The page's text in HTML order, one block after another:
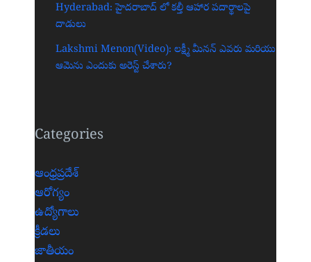
Hyderabad: హైదరాబాద్‌ లో కల్తీ ఆహార పదార్థాలపై
దాడులు
Lakshmi Menon(Video): లక్ష్మీ మీనన్ ఎవరు మరియు
ఆమెను ఎందుకు అరెస్ట్ చేశారు?
Categories
ఆంధ్రప్రదేశ్
ఆరోగ్యం
ఉద్యోగాలు
క్రీడలు
జాతీయం